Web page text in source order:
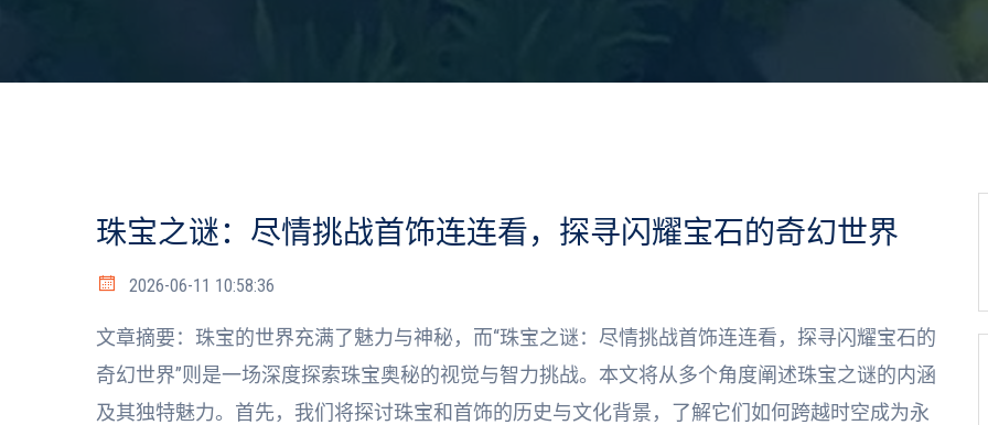
珠宝之谜：尽情挑战首饰连连看，探寻闪耀宝石的奇幻世界
2026-06-11 10:58:36
文章摘要：珠宝的世界充满了魅力与神秘，而“珠宝之谜：尽情挑战首饰连连看，探寻闪耀宝石的
奇幻世界”则是一场深度探索珠宝奥秘的视觉与智力挑战。本文将从多个角度阐述珠宝之谜的内涵
及其独特魅力。首先，我们将探讨珠宝和首饰的历史与文化背景，了解它们如何跨越时空成为永